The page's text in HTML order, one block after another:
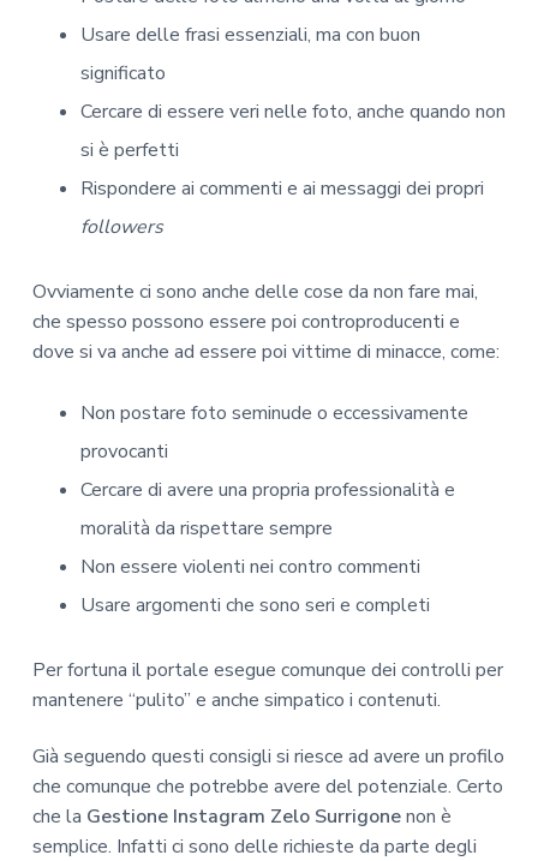
Usare delle frasi essenziali, ma con buon
significato
Cercare di essere veri nelle foto, anche quando non
si è perfetti
Rispondere ai commenti e ai messaggi dei propri
followers
Ovviamente ci sono anche delle cose da non fare mai,
che spesso possono essere poi controproducenti e
dove si va anche ad essere poi vittime di minacce, come:
Non postare foto seminude o eccessivamente
provocanti
Cercare di avere una propria professionalità e
moralità da rispettare sempre
Non essere violenti nei contro commenti
Usare argomenti che sono seri e completi
Per fortuna il portale esegue comunque dei controlli per
mantenere “pulito” e anche simpatico i contenuti.
Già seguendo questi consigli si riesce ad avere un profilo
che comunque che potrebbe avere del potenziale. Certo
che la Gestione Instagram Zelo Surrigonenon è
semplice. Infatti ci sono delle richieste da parte degli